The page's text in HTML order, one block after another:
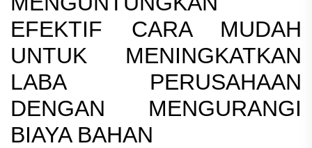
EFEKTIF CARA MUDAH
UNTUK MENINGKATKAN
LABA PERUSAHAAN
DENGAN MENGURANGI
BIAYA BAHAN